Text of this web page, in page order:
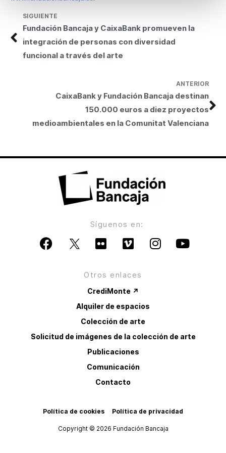
ANTERIOR
CaixaBank y Fundación Bancaja destinan
150.000 euros a diez proyectos
medioambientales en la Comunitat Valenciana
SIGUIENTE
Fundación Bancaja y CaixaBank promueven la
integración de personas con diversidad
funcional a través del arte
Síguenos en:
Otros enlaces
CrediMonte ↗
Alquiler de espacios
Colección de arte
Solicitud de imágenes de la colección de arte
Publicaciones
Comunicación
Contacto
Política de cookies Política de privacidad
Copyright © 2026 Fundación Bancaja